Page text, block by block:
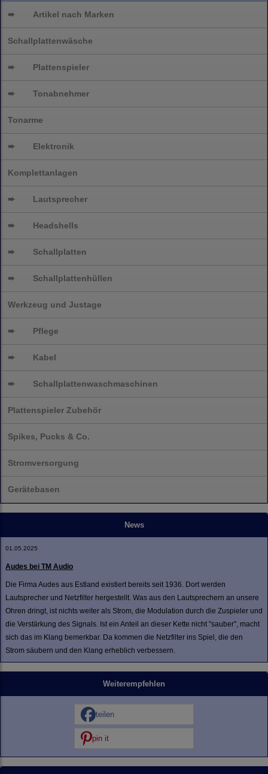
➨ Artikel nach Marken
Schallplattenwäsche
➨ Plattenspieler
➨ Tonabnehmer
Tonarme
➨ Elektronik
Komplettanlagen
➨ Lautsprecher
➨ Headshells
➨ Schallplatten
➨ Schallplattenhüllen
Werkzeug und Justage
➨ Pflege
➨ Kabel
➨ Schallplattenwaschmaschinen
Plattenspieler Zubehör
Spikes, Pucks & Co.
Stromversorgung
Gerätebasen
News
01.05.2025
Audes bei TM Audio
Die Firma Audes aus Estland existiert bereits seit 1936. Dort werden
Lautsprecher und Netzfilter hergestellt. Was aus den Lautsprechern an unsere
Ohren dringt, ist nichts weiter als Strom, die Modulation durch die Zuspieler und
die Verstärkung des Signals. Ist ein Anteil an dieser Kette nicht "sauber", macht
sich das im Klang bemerkbar. Da kommen die Netzfilter ins Spiel, die den
Strom säubern und den Klang erheblich verbessern.
Weiterempfehlen
teilen
pin it